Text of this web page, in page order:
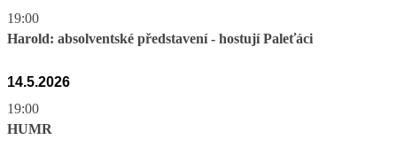
19:00
Harold: absolventské představení - hostují Paleťáci
14.5.2026
19:00
HUMR